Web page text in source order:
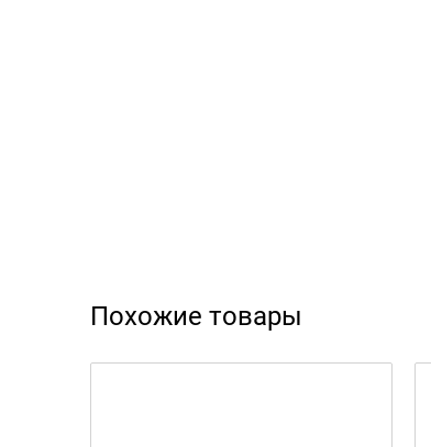
Похожие товары